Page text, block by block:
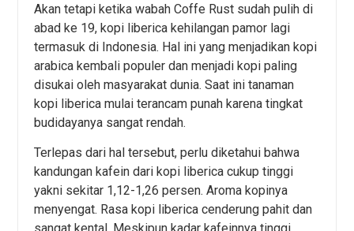
Akan tetapi ketika wabah Coffe Rust sudah pulih di
abad ke 19, kopi liberica kehilangan pamor lagi
termasuk di Indonesia. Hal ini yang menjadikan kopi
arabica kembali populer dan menjadi kopi paling
disukai oleh masyarakat dunia. Saat ini tanaman
kopi liberica mulai terancam punah karena tingkat
budidayanya sangat rendah.
Terlepas dari hal tersebut, perlu diketahui bahwa
kandungan kafein dari kopi liberica cukup tinggi
yakni sekitar 1,12-1,26 persen. Aroma kopinya
menyengat. Rasa kopi liberica cenderung pahit dan